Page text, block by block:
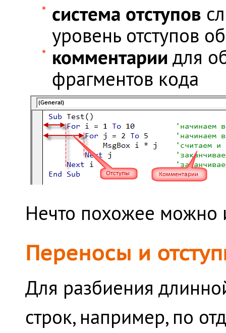
система отступов
уровень отступов
комментарии для
фрагментов кода
Нечто похожее можно
Переносы и
Для разбиения
строк, например, по